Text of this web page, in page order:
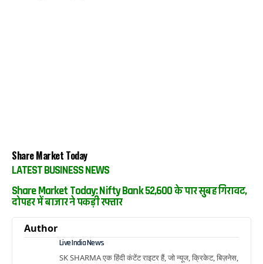
Share Market Today
LATEST BUSINESS NEWS
Share Market Today: Nifty Bank 52,600 के पार सुबह गिरावट,
दोपहर में बाजार ने पकड़ी रफ्तार
Author
Live India News
SK SHARMA एक हिंदी कंटेंट राइटर हैं, जो न्यूज, क्रिकेट, बिज़नेस,